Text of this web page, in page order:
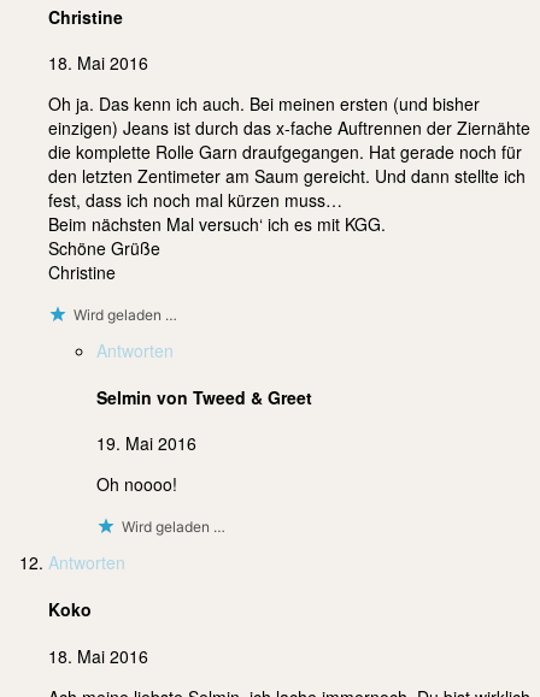
Christine
18. Mai 2016
Oh ja. Das kenn ich auch. Bei meinen ersten (und bisher
einzigen) Jeans ist durch das x-fache Auftrennen der Ziernähte
die komplette Rolle Garn draufgegangen. Hat gerade noch für
den letzten Zentimeter am Saum gereicht. Und dann stellte ich
fest, dass ich noch mal kürzen muss…
Beim nächsten Mal versuch‘ ich es mit KGG.
Schöne Grüße
Christine
Wird geladen …
Antworten
Selmin von Tweed & Greet
19. Mai 2016
Oh noooo!
Wird geladen …
Antworten
Koko
18. Mai 2016